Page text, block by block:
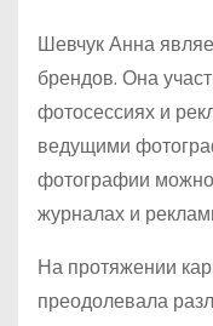
Шевчук Анна
брендов. Она
фотосессиях и
ведущими
фотографии
журналах и
На протяжении
преодолевала